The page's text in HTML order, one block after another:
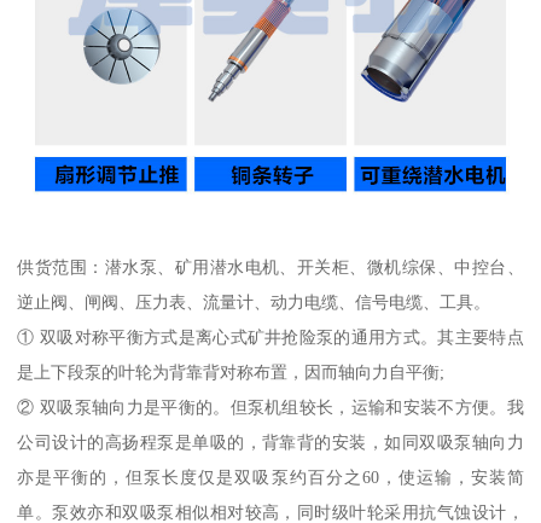
供货范围：潜水泵、矿用潜水电机、开关柜、微机综保、中控台、
逆止阀、闸阀、压力表、流量计、动力电缆、信号电缆、工具。
① 双吸对称平衡方式是离心式矿井抢险泵的通用方式。其主要特点
是上下段泵的叶轮为背靠背对称布置，因而轴向力自平衡;
② 双吸泵轴向力是平衡的。但泵机组较长，运输和安装不方便。我
公司设计的高扬程泵是单吸的，背靠背的安装，如同双吸泵轴向力
亦是平衡的，但泵长度仅是双吸泵约百分之60，使运输，安装简
单。泵效亦和双吸泵相似相对较高，同时级叶轮采用抗气蚀设计，